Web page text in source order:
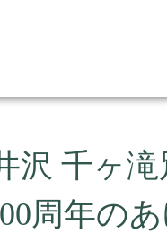
沢 千ヶ
周年の